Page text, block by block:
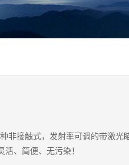
非接触式，发射率可调的带激光
、简便、无污染！